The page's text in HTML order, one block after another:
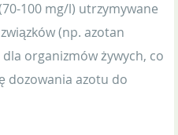
100 mg/l) utrzymywane
(np. azotan
organizmów żywych, co
dozowania azotu do